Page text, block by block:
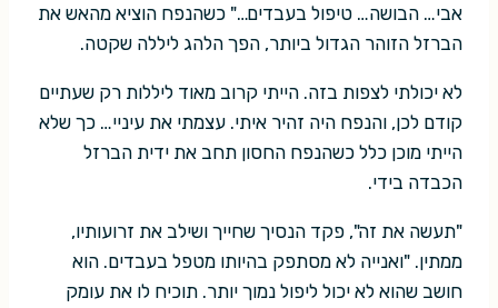
אבי… הבושה… טיפול בעבדים…" כשהנפח הוציא מהאש את
הברזל הזוהר הגדול ביותר, הפך הלהג ליללה שקטה.
לא יכולתי לצפות בזה. הייתי קרוב מאוד ליללות רק שעתיים
קודם לכן, והנפח היה זהיר איתי. עצמתי את עיניי… כך שלא
הייתי מוכן כלל כשהנפח החסון תחב את ידית הברזל
הכבדה בידי.
"תעשה את זה", פקד הנסיך שחייך ושילב את זרועותיו,
ממתין. "ואנייה לא מסתפק בהיותו מטפל בעבדים. הוא
חושב שהוא לא יכול ליפול נמוך יותר. תוכיח לו את עומק